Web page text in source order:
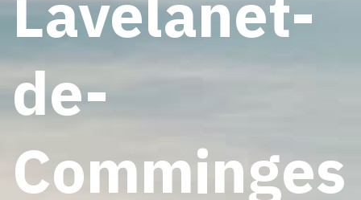
de-
Comminges